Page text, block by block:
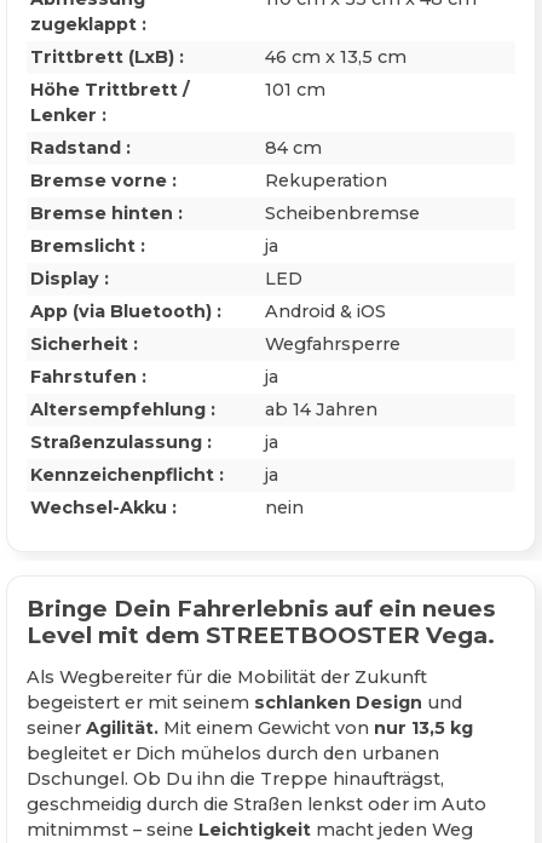
zugeklappt :
Trittbrett (LxB) :
46 cm x 13,5 cm
Höhe Trittbrett /
Lenker :
101 cm
Radstand :
84 cm
Bremse vorne :
Rekuperation
Bremse hinten :
Scheibenbremse
Bremslicht :
ja
Display :
LED
App (via Bluetooth) :
Android & iOS
Sicherheit :
Wegfahrsperre
Fahrstufen :
ja
Altersempfehlung :
ab 14 Jahren
Straßenzulassung :
ja
Kennzeichenpflicht :
ja
Wechsel-Akku :
nein
Bringe Dein Fahrerlebnis auf ein neues
Level mit dem STREETBOOSTER Vega.
Als Wegbereiter für die Mobilität der Zukunft
begeistert er mit seinem schlanken Design und
seiner Agilität. Mit einem Gewicht von nur 13,5 kg
begleitet er Dich mühelos durch den urbanen
Dschungel. Ob Du ihn die Treppe hinaufträgst,
geschmeidig durch die Straßen lenkst oder im Auto
mitnimmst – seine Leichtigkeit macht jeden Weg